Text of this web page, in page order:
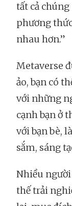
tất cả
phương
nhau hơn.”
Metaverse
ảo, bạn có
với những
cạnh bạn ở
với bạn bè,
sắm, sáng
Nhiều
thế trải